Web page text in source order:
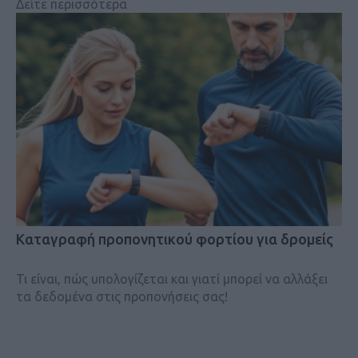
Δείτε περισσότερα
Kαταγραφή προπονητικού φορτίου για δρομείς
Τι είναι, πώς υπολογίζεται και γιατί μπορεί να αλλάξει
τα δεδομένα στις προπονήσεις σας!